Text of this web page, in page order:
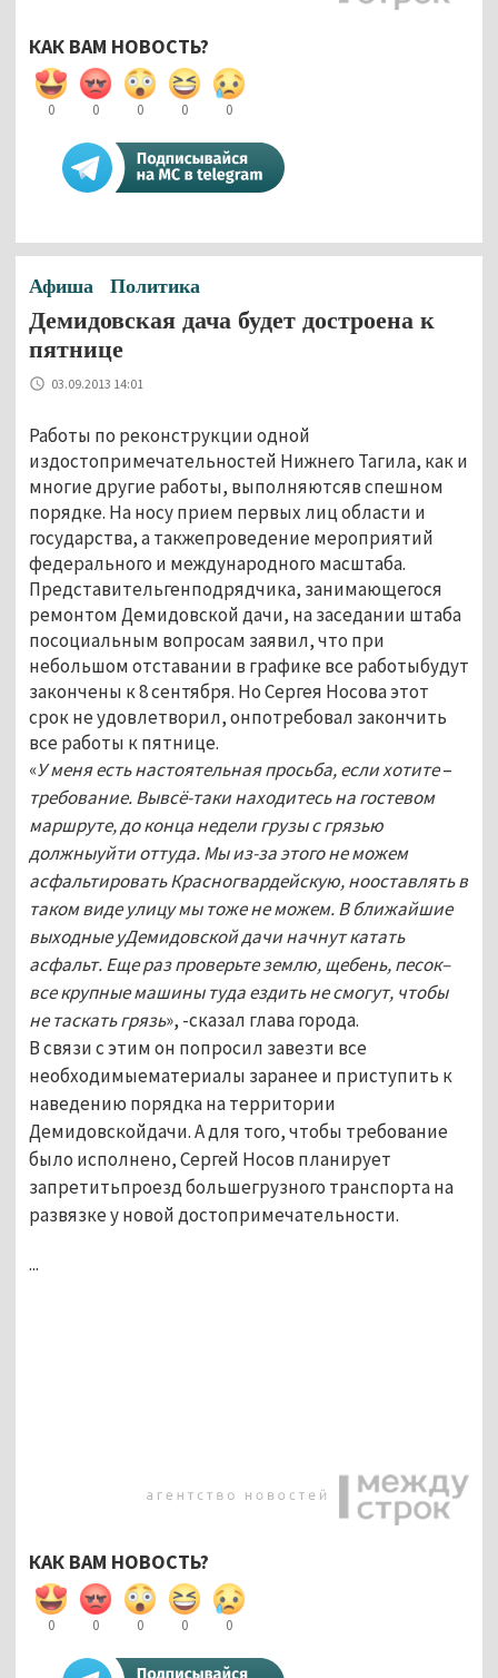
КАК ВАМ НОВОСТЬ?
0 0 0 0 0
Афиша Политика
Демидовская дача будет достроена к
пятнице
03.09.2013 14:01
Работы по реконструкции одной
издостопримечательностей Нижнего Тагила, как и
многие другие работы, выполняютсяв спешном
порядке. На носу прием первых лиц области и
государства, а такжепроведение мероприятий
федерального и международного масштаба.
Представительгенподрядчика, занимающегося
ремонтом Демидовской дачи, на заседании штаба
посоциальным вопросам заявил, что при
небольшом отставании в графике все работыбудут
закончены к 8 сентября. Но Сергея Носова этот
срок не удовлетворил, онпотребовал закончить
все работы к пятнице.
«У меня есть настоятельная просьба, если хотите–
требование. Вывсё-таки находитесь на гостевом
маршруте, до конца недели грузы с грязью
должныуйти оттуда. Мы из-за этого не можем
асфальтировать Красногвардейскую, нооставлять в
таком виде улицу мы тоже не можем. В ближайшие
выходные уДемидовской дачи начнут катать
асфальт. Еще раз проверьте землю, щебень, песок–
все крупные машины туда ездить не смогут, чтобы
не таскать грязь», -сказал глава города.
В связи с этим он попросил завезти все
необходимыематериалы заранее и приступить к
наведению порядка на территории
Демидовскойдачи. А для того, чтобы требование
было исполнено, Сергей Носов планирует
запретитьпроезд большегрузного транспорта на
развязке у новой достопримечательности.
...
КАК ВАМ НОВОСТЬ?
0 0 0 0 0